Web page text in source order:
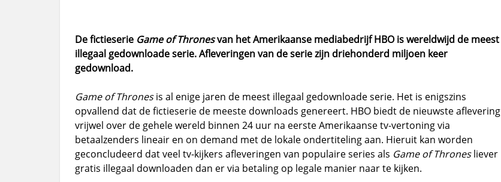
De fictieserie Game of Thronesvan het Amerikaanse mediabedrijf HBO is wereldwijd de meest
illegaal gedownloade serie. Afleveringen van de serie zijn driehonderd miljoen keer
gedownload.
Game of Thronesis al enige jaren de meest illegaal gedownloade serie. Het is enigszins
opvallend dat de fictieserie de meeste downloads genereert. HBO biedt de nieuwste aflevering
vrijwel over de gehele wereld binnen 24 uur na eerste Amerikaanse tv-vertoning via
betaalzenders lineair en on demand met de lokale ondertiteling aan. Hieruit kan worden
geconcludeerd dat veel tv-kijkers afleveringen van populaire series als Game of Thronesliever
gratis illegaal downloaden dan er via betaling op legale manier naar te kijken.